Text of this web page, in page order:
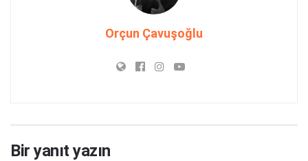
Orçun Çavuşoğlu
Bir yanıt yazın